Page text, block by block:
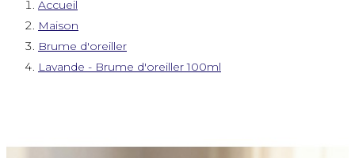
Accueil
Maison
Brume d'oreiller
Lavande - Brume d'oreiller 100ml